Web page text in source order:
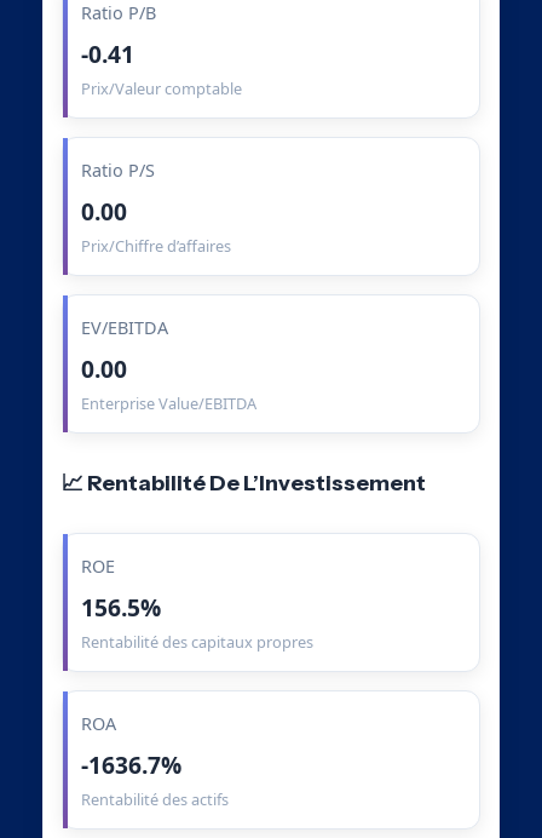
Ratio P/B
-0.41
Prix/Valeur comptable
Ratio P/S
0.00
Prix/Chiffre d’affaires
EV/EBITDA
0.00
Enterprise Value/EBITDA
📈 Rentabilité De L’Investissement
ROE
156.5%
Rentabilité des capitaux propres
ROA
-1636.7%
Rentabilité des actifs